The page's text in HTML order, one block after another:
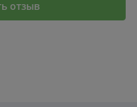
высших и
отзыв